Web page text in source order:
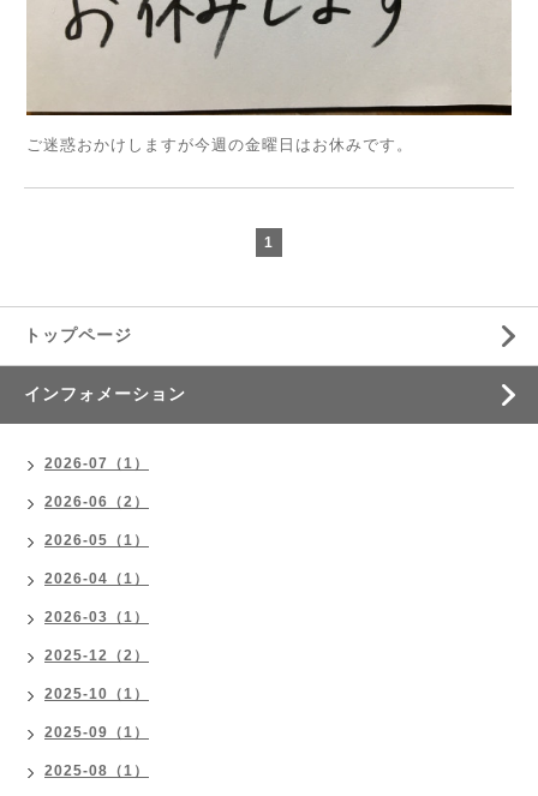
ご迷惑おかけしますが今週の金曜日はお休みです。
1
トップページ
インフォメーション
2026-07（1）
2026-06（2）
2026-05（1）
2026-04（1）
2026-03（1）
2025-12（2）
2025-10（1）
2025-09（1）
2025-08（1）